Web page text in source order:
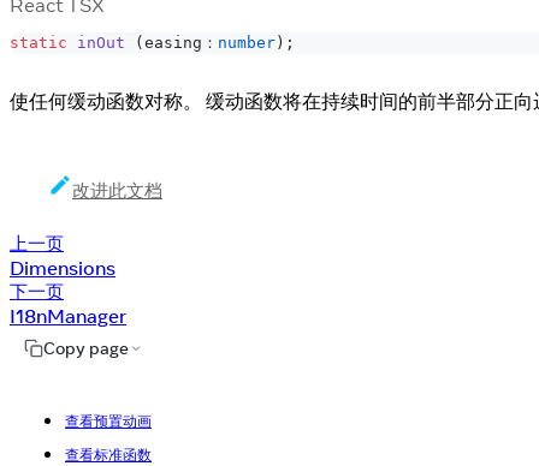
React TSX
static inOut ( easing： number ) ;
使任何缓动函数对称。 缓动函数将在持续时间的前半部分正
改进此文档
上一页
Dimensions
下一页
I18nManager
Copy page
查看预置动画
查看标准函数